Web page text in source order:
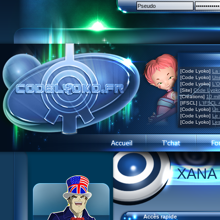
[Code Lyoko] La
[Code Lyoko]
[Code Lyoko]
[Site] Code
[Créations] 10
[IFSCL] L'IFSCL
[Code Lyoko] Un
[Code Lyoko] Le
[Code Lyoko]
Visite guidée
Inscription
Contact
Concours Accès rapide